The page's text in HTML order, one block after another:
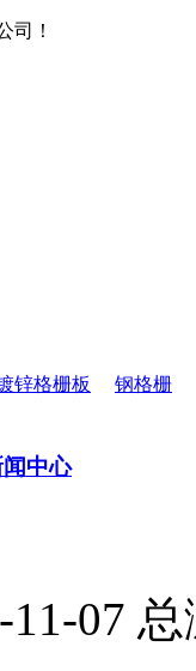
司！
锌格栅板 钢格栅
闻中心
07